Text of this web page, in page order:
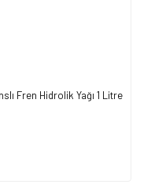
Fren Hidrolik Yağı 1 Litre